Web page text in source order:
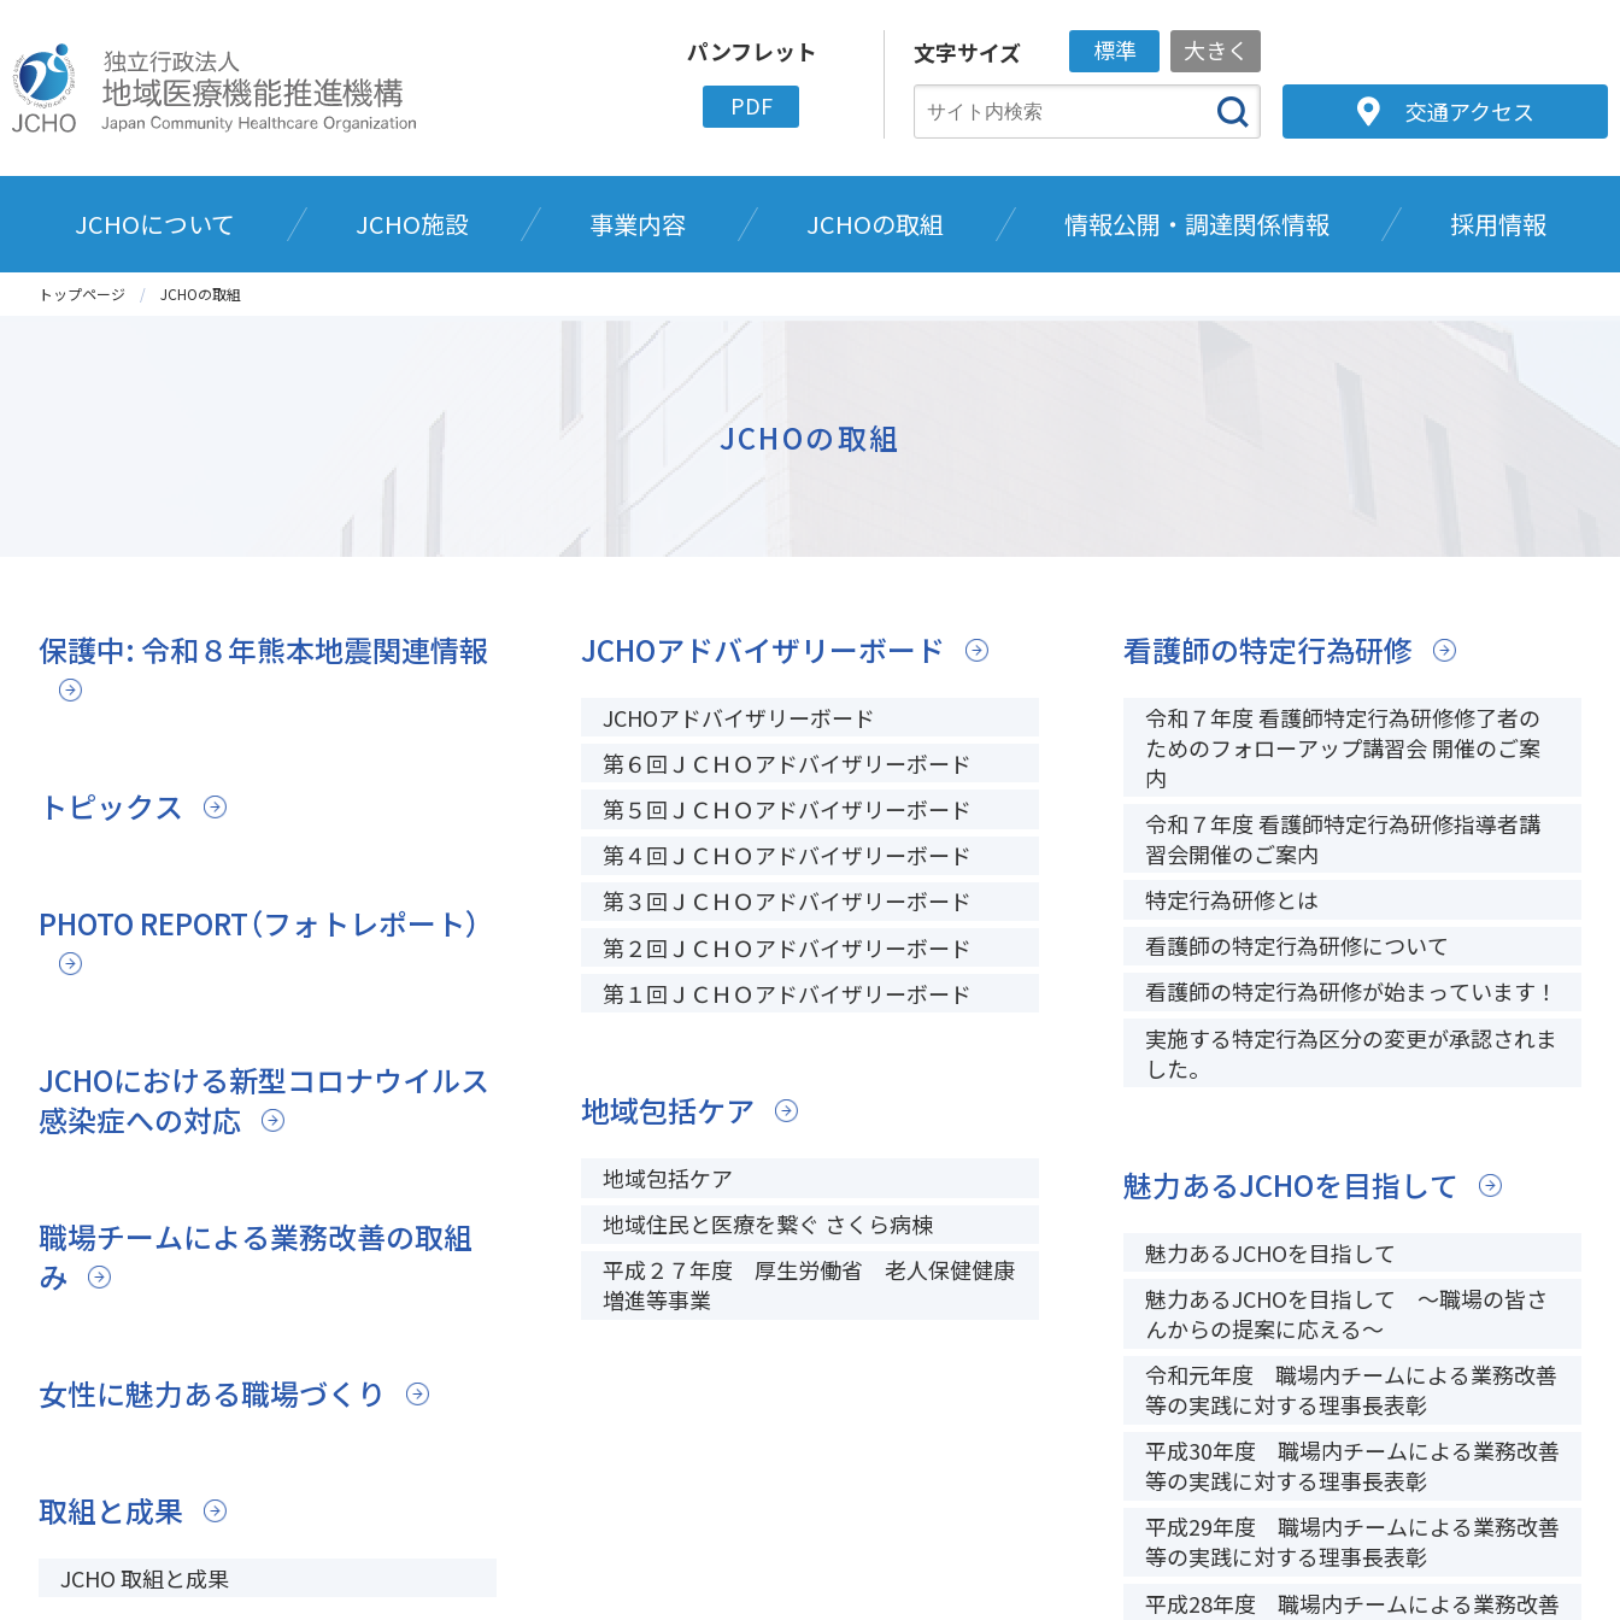
パンフレット
PDF
文字サイズ 標準
大きく
交通アクセス
JCHOについて JCHO施設 事業内容 JCHOの取組 情報公開・調達関係情報 採用情報
トップページ JCHOの取組
JCHOの取組
保護中: 令和８年熊本地震関連情報
トピックス
PHOTO REPORT（フォトレポート）
JCHOにおける新型コロナウイルス
感染症への対応
職場チームによる業務改善の取組
み
女性に魅力ある職場づくり
取組と成果
JCHO 取組と成果
JCHOアドバイザリーボード
JCHOアドバイザリーボード
第６回ＪＣＨＯアドバイザリーボード
第５回ＪＣＨＯアドバイザリーボード
第４回ＪＣＨＯアドバイザリーボード
第３回ＪＣＨＯアドバイザリーボード
第２回ＪＣＨＯアドバイザリーボード
第１回ＪＣＨＯアドバイザリーボード
地域包括ケア
地域包括ケア
地域住民と医療を繋ぐ さくら病棟
平成２７年度 厚生労働省 老人保健健康
増進等事業
看護師の特定行為研修
令和７年度 看護師特定行為研修修了者の
ためのフォローアップ講習会 開催のご案
内
令和７年度 看護師特定行為研修指導者講
習会開催のご案内
特定行為研修とは
看護師の特定行為研修について
看護師の特定行為研修が始まっています！
実施する特定行為区分の変更が承認されま
した。
魅力あるJCHOを目指して
魅力あるJCHOを目指して
魅力あるJCHOを目指して ～職場の皆さ
んからの提案に応える～
令和元年度 職場内チームによる業務改善
等の実践に対する理事長表彰
平成30年度 職場内チームによる業務改善
等の実践に対する理事長表彰
平成29年度 職場内チームによる業務改善
等の実践に対する理事長表彰
平成28年度 職場内チームによる業務改善